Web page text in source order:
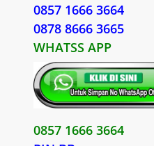
0857 1666 3664
0878 8666 3665
WHATSS APP
0857 1666 3664